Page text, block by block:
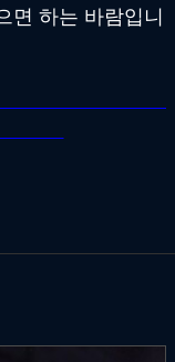
면 하는 바람입니